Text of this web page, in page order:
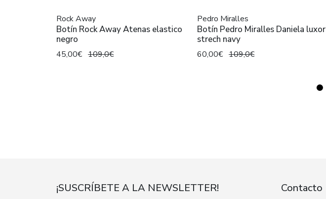
Rock Away
Botín Rock Away Atenas elastico
negro
45,00€ 109,0€
Pedro Miralles
Botín Pedro Miralles Daniela luxor
strech navy
60,00€ 109,0€
¡SUSCRÍBETE A LA NEWSLETTER! Contacto